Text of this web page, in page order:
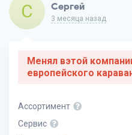
С Сергей
3 месяца назад
Менял вэтой
европейского
Ассортимент
Сервис